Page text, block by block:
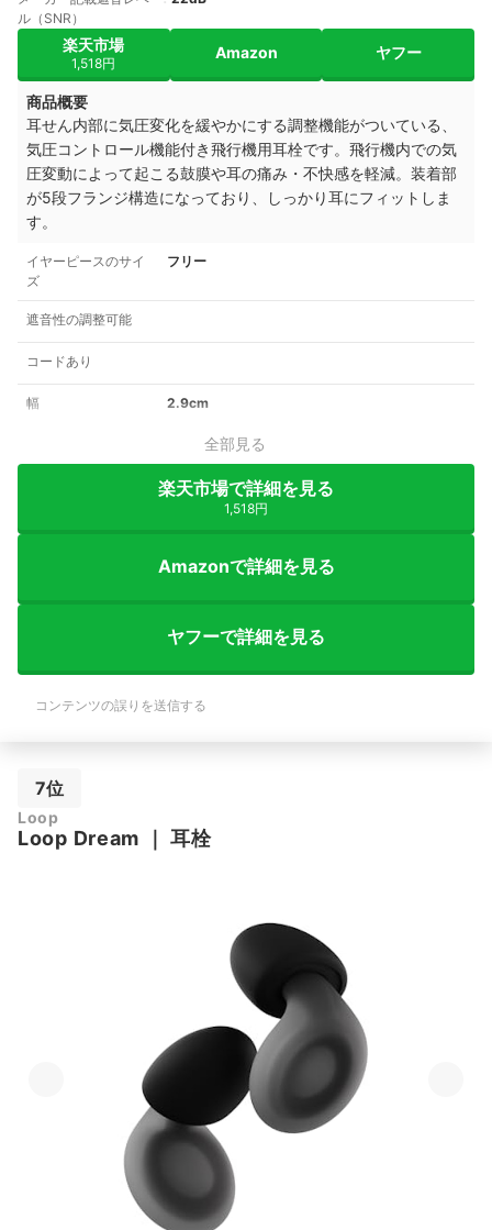
ル（SNR）
楽天市場
1,518円
Amazon ヤフー
商品概要
耳せん内部に気圧変化を緩やかにする調整機能がついている、
気圧コントロール機能付き飛行機用耳栓です。飛行機内での気
圧変動によって起こる鼓膜や耳の痛み・不快感を軽減。装着部
が5段フランジ構造になっており、しっかり耳にフィットしま
す。
イヤーピースのサイ
ズ
フリー
遮音性の調整可能
コードあり
幅 2.9cm
全部見る
楽天市場で詳細を見る
1,518円
Amazonで詳細を見る
ヤフーで詳細を見る
コンテンツの誤りを送信する
7位
Loop
Loop Dream ｜耳栓